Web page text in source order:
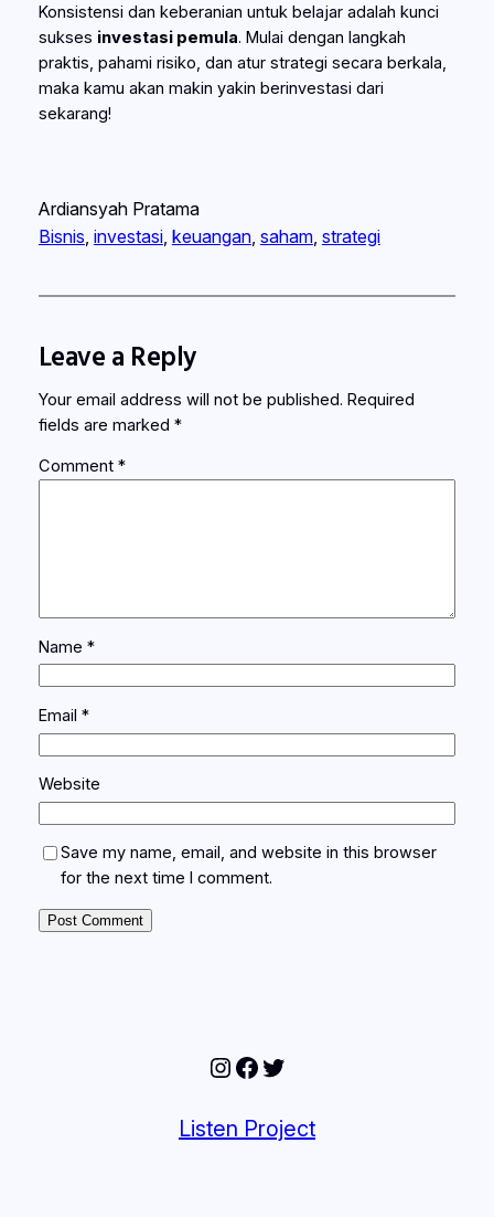
Konsistensi dan keberanian untuk belajar adalah kunci
sukses investasi pemula. Mulai dengan langkah
praktis, pahami risiko, dan atur strategi secara berkala,
maka kamu akan makin yakin berinvestasi dari
sekarang!
Ardiansyah Pratama
Bisnis, investasi, keuangan, saham, strategi
Leave a Reply
Your email address will not be published. Required
fields are marked *
Comment *
Name *
Email *
Website
Save my name, email, and website in this browser
for the next time I comment.
Instagram
Facebook
Twitter
Listen Project